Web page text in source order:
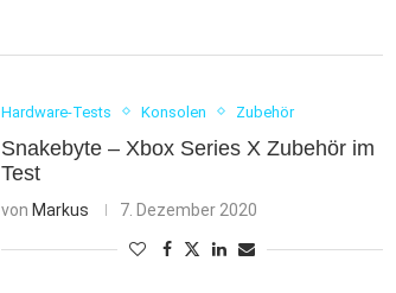
Hardware-Tests Konsolen Zubehör
Snakebyte – Xbox Series X Zubehör im
Test
von Markus 7. Dezember 2020